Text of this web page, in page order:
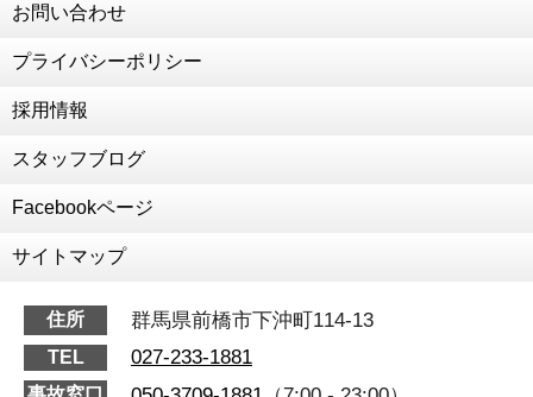
RUCOE RUN
細川先生がいらっしゃいました！
2020年6月15日
前田の人生初ダイエット
お問い合わせ
プライバシーポリシー
採用情報
スタッフブログ
Facebookページ
サイトマップ
住所 群馬県前橋市下沖町114-13
TEL 027-233-1881